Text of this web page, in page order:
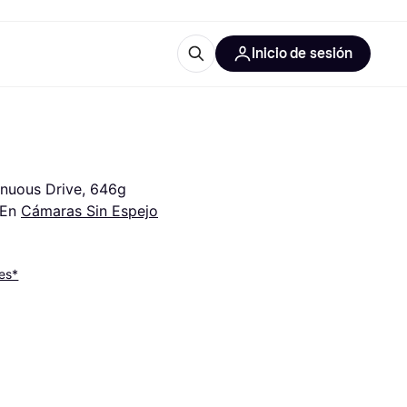
categorías
Inicio de sesión
Drive, 646g
En Cámaras Sin Espejo